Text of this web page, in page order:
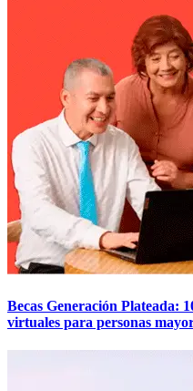
Becas Generación Plateada:
virtuales para personas